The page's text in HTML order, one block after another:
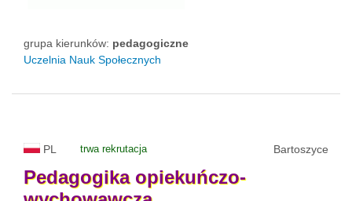
grupa kierunków: pedagogiczne
Uczelnia Nauk Społecznych
PL trwa rekrutacja Bartoszyce
Pedagogika opiekuńczo-